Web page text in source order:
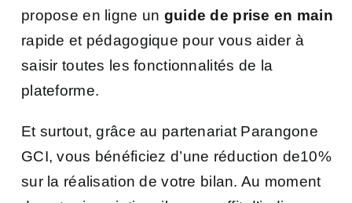
propose en ligne un guide de prise en main
rapide et pédagogique pour vous aider à
saisir toutes les fonctionnalités de la
plateforme.
Et surtout, grâce au partenariat Parangone
GCI, vous bénéficiez d’une réduction de10%
sur la réalisation de votre bilan. Au moment